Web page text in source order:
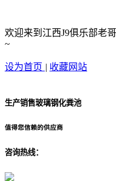
欢迎来到江西J9俱乐部老
~
设为首页 | 收藏网站
生产销售玻璃钢化粪池
值得您信赖的供应商
咨询热线：